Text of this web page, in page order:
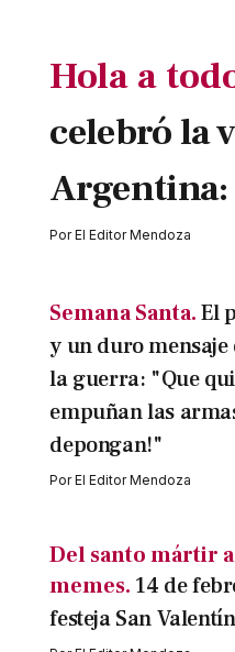
Hola a
celebró la
Argentina:
PorEl Editor Mendoza
Semana Santa. El
y un duro mensaje
la guerra: "Que
empuñan las
depongan!"
PorEl Editor Mendoza
Del santo mártir
memes. 14 de
festeja San Valentín